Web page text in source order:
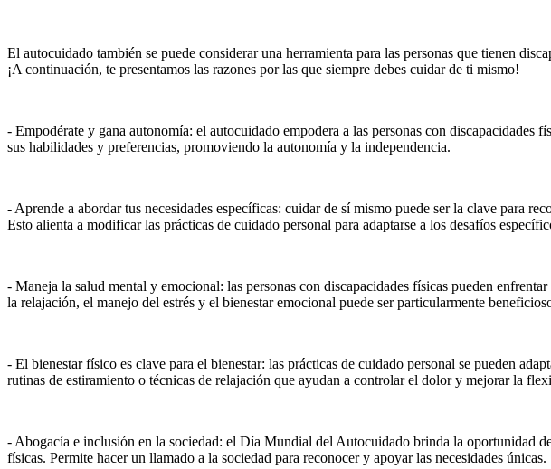
El autocuidado también se puede considerar una herramienta para las personas que tienen
¡A continuación, te presentamos las razones por las que siempre debes cuidar de ti mismo!
- Empodérate y gana autonomía: el autocuidado empodera a las personas con
sus habilidades y preferencias, promoviendo la autonomía y la independencia.
- Aprende a abordar tus necesidades específicas: cuidar de sí mismo puede ser la clave para
Esto alienta a modificar las prácticas de cuidado personal para adaptarse a los desafíos
- Maneja la salud mental y emocional: las personas con discapacidades físicas pueden
la relajación, el manejo del estrés y el bienestar emocional puede ser particularmente
- El bienestar físico es clave para el bienestar: las prácticas de cuidado personal se pueden
rutinas de estiramiento o técnicas de relajación que ayudan a controlar el dolor y mejorar la
- Abogacía e inclusión en la sociedad: el Día Mundial del Autocuidado brinda la oportunidad
físicas. Permite hacer un llamado a la sociedad para reconocer y apoyar las necesidades únicas.